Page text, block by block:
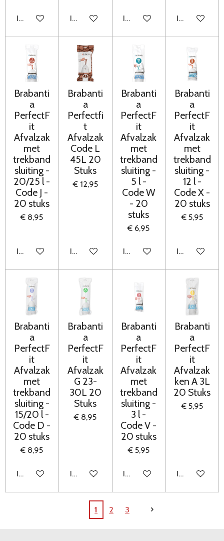
In winkelwagenIn winkelwagenIn winkelwagenIn
Brabanti
a
PerfectF
it
Afvalzak
met
trekband
sluiting -
20/25 l -
Code J -
20 stuks
€ 8,95
In winkelwagen
Brabanti
a
Perfectfi
t
Afvalzak
Code L
45L 20
Stuks
€ 12,95
In winkelwagen
Brabanti
a
PerfectF
it
Afvalzak
met
trekband
sluiting -
5 l -
Code W
- 20
stuks
€ 6,95
In winkelwagen
Brabanti
a
PerfectF
it
Afvalzak
met
trekband
sluiting -
12 l -
Code X -
20 stuks
€ 5,95
In
Brabanti
a
PerfectF
it
Afvalzak
met
trekband
sluiting -
15/20 l -
Code D -
20 stuks
€ 8,95
In winkelwagen
Brabanti
a
PerfectF
it
Afvalzak
G 23-
30L 20
Stuks
€ 8,95
In winkelwagen
Brabanti
a
PerfectF
it
Afvalzak
met
trekband
sluiting -
3 l -
Code V -
20 stuks
€ 5,95
In winkelwagen
Brabanti
a
PerfectF
it
Afvalzak
ken A 3L
20 Stuks
€ 5,95
In
1 2 3